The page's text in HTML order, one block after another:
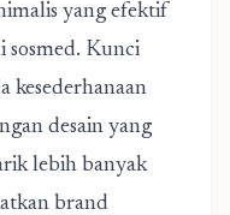
yang efektif
Kunci
kesederhanaan
desain yang
lebih banyak
brand